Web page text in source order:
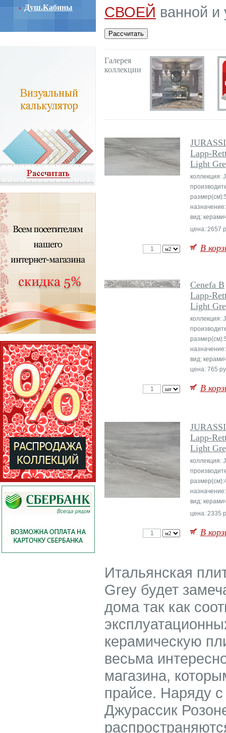
Душ.Кабины
СВОЕЙ ванной и
Галерея
коллекции
Lapp-
Light
коллекция:
вид:
цена: 2657
В
Cenefa B
Lapp-
Light
коллекция:
вид:
цена: 765
В
Lapp-
Light
коллекция:
вид:
цена: 2335
В
Итальянская
Grey будет
дома так как
керамическую
весьма
магазина,
прайсе. Наряду
Джурассик